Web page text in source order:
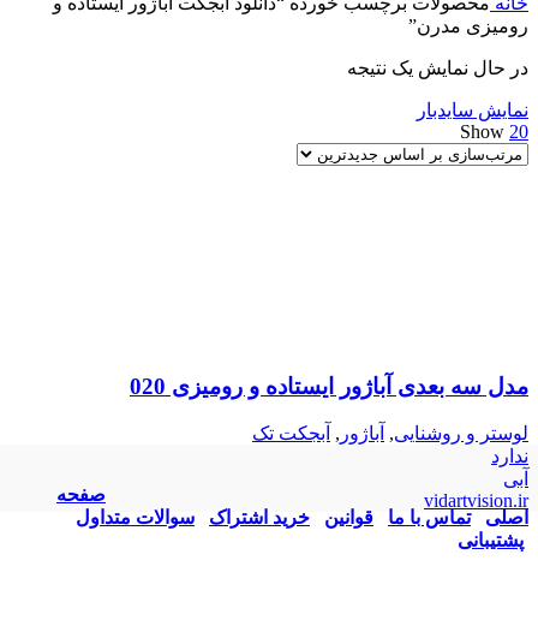
رومیزی مدرن”
در حال نمایش یک نتیجه
نمایش سایدبار
Show 20
مدل سه بعدی آباژور ایستاده و رومیزی 020
لوستر و روشنایی, آباژور , آبجکت تک
ندارد
آبی
vidartvision.ir
صفحه
اصلی
تماس با ما قوانین خرید اشتراک
سوالات متداول
پشتیبانی